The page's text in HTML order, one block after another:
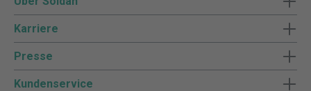
aber darüber hinaus an alle, die sich einen
fundierten Überblick zum Spannungsfeld
"Kirche und Staat" in Deutschland
verschaffen wollen. Herausgeber: Prof. Dr.
Jörg Winter, Oberkirchenrat und Leiter des
Rechtsreferates des Oberkirchenrates der
Karriere
Presse
Kundenservice